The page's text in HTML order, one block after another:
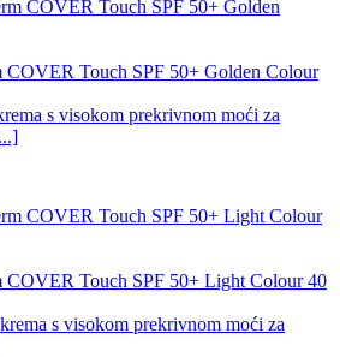
Touch SPF 50+ Golden Colour
s visokom prekrivnom moći za
Touch SPF 50+ Light Colour 40
s visokom prekrivnom moći za